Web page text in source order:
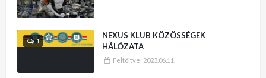
1
NEXUS KLUB KÖZÖSSÉGEK
HÁLÓZATA
Feltöltve: 2023.06.11.